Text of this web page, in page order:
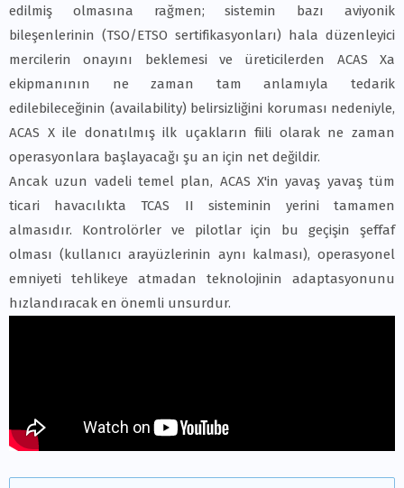
edilmiş olmasına rağmen; sistemin bazı aviyonik
bileşenlerinin (TSO/ETSO sertifikasyonları) hala düzenleyici
mercilerin onayını beklemesi ve üreticilerden ACAS Xa
ekipmanının ne zaman tam anlamıyla tedarik
edilebileceğinin (availability) belirsizliğini koruması nedeniyle,
ACAS X ile donatılmış ilk uçakların fiili olarak ne zaman
operasyonlara başlayacağı şu an için net değildir.
Ancak uzun vadeli temel plan, ACAS X'in yavaş yavaş tüm
ticari havacılıkta TCAS II sisteminin yerini tamamen
almasıdır. Kontrolörler ve pilotlar için bu geçişin şeffaf
olması (kullanıcı arayüzlerinin aynı kalması), operasyonel
emniyeti tehlikeye atmadan teknolojinin adaptasyonunu
hızlandıracak en önemli unsurdur.